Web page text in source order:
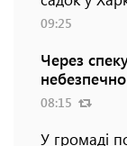
09:25
Через
08:15
У громаді